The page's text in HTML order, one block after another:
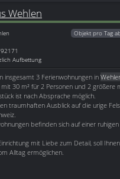
Wehlen
Aufbettung
Objekt pro Tag
insgesamt 3 Ferienwohnungen in
30 m² für 2 Personen und 2 größere
ist nach Absprache möglich.
traumhaften Ausblick auf die urige
befinden sich auf einer
mit Liebe zum Detail, soll
Alltag ermöglichen.